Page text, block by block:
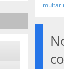
multar